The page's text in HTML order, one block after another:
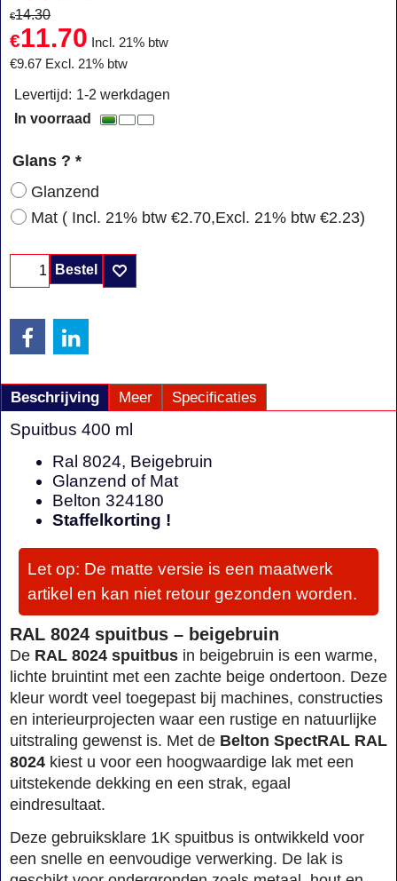
€14.30
€11.70
Incl. 21% btw
€9.67 Excl. 21% btw
Levertijd: 1-2 werkdagen
In voorraad
Glans ? *
Glanzend
Mat ( Incl. 21% btw €2.70,Excl. 21% btw €2.23)
Bestel
Beschrijving Meer Specificaties
Spuitbus 400 ml
Ral 8024, Beigebruin
Glanzend of Mat
Belton 324180
Staffelkorting !
Let op: De matte versie is een maatwerk
artikel en kan niet retour gezonden worden.
RAL 8024 spuitbus – beigebruin
De RAL 8024 spuitbus in beigebruin is een warme,
lichte bruintint met een zachte beige ondertoon. Deze
kleur wordt veel toegepast bij machines, constructies
en interieurprojecten waar een rustige en natuurlijke
uitstraling gewenst is. Met de Belton SpectRAL RAL
8024 kiest u voor een hoogwaardige lak met een
uitstekende dekking en een strak, egaal
eindresultaat.
Deze gebruiksklare 1K spuitbus is ontwikkeld voor
een snelle en eenvoudige verwerking. De lak is